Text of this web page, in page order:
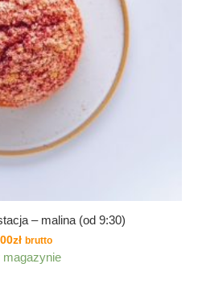
– malina (od 9:30)
zł brutto
magazynie